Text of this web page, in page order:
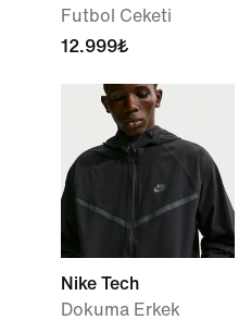
Futbol Ceketi
12.999₺
Nike Tech
Dokuma Erkek